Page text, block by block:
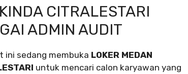
CITRALESTARI
ADMIN AUDIT
ini sedang membuka LOKER MEDAN
untuk mencari calon karyawan yang